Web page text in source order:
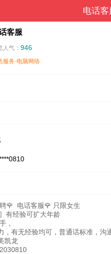
电话客
客服
人气： 946
服务·电脑网络
🌹 电话客服🌹 只限女生
有经验可扩大年龄
，
，有无经验均可，普通话标准，沟
凯龙